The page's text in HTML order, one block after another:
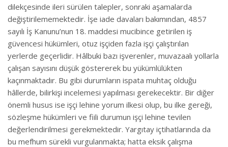
dilekçesinde ileri sürülen talepler, sonraki aşamalarda
değiştirilememektedir. İşe iade davaları bakımından, 4857
sayılı İş Kanunu’nun 18. maddesi mucibince getirilen iş
güvencesi hükümleri, otuz işçiden fazla işçi çalıştırılan
yerlerde geçerlidir. Hâlbuki bazı işverenler, muvazaalı yollarla
çalışan sayısını düşük göstererek bu yükümlülükten
kaçınmaktadır. Bu gibi durumların ispata muhtaç olduğu
hâllerde, bilirkişi incelemesi yapılması gerekecektir. Bir diğer
önemli husus ise işçi lehine yorum ilkesi olup, bu ilke gereği,
sözleşme hükümleri ve fiili durumun işçi lehine tevilen
değerlendirilmesi gerekmektedir. Yargıtay içtihatlarında da
bu mefhum sürekli vurgulanmakta; hatta eksik çalışma